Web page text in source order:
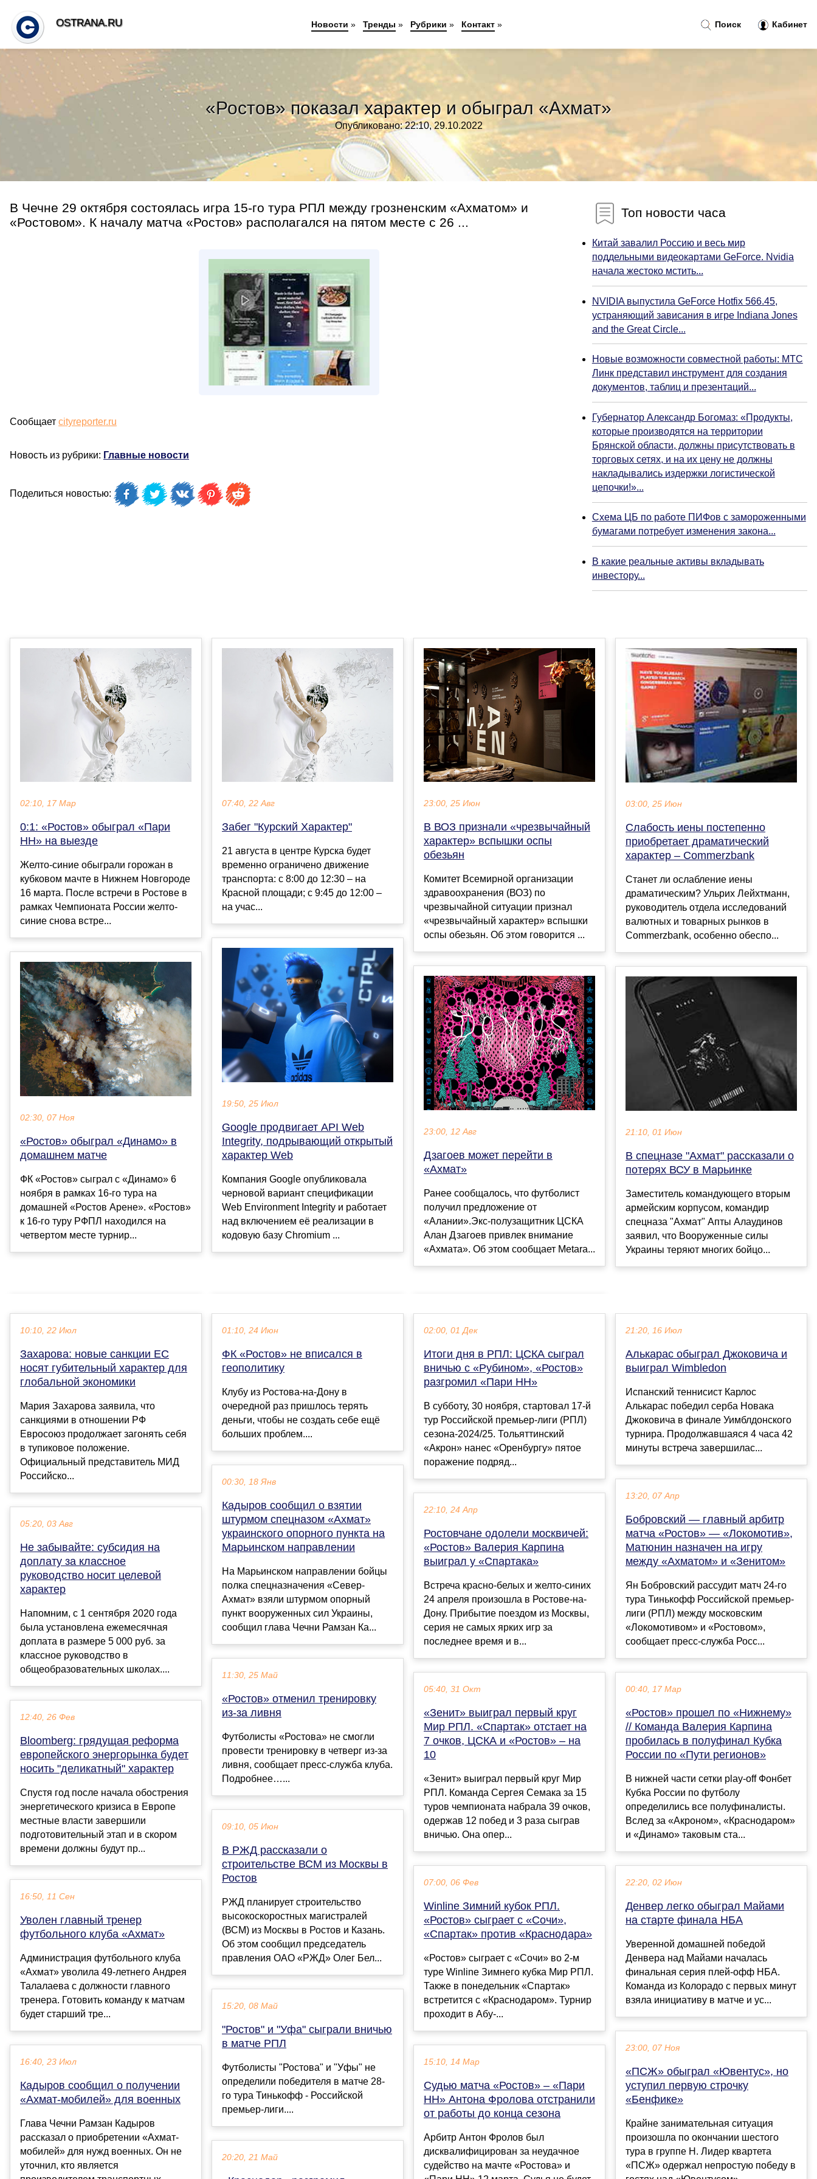
«Ростов» показал характер и обыграл «Ахмат»
Опубликовано: 22:10, 29.10.2022
В Чечне 29 октября состоялась игра 15-го тура РПЛ между грозненским «Ахматом» и
«Ростовом». К началу матча «Ростов» располагался на пятом месте с 26 ...
Сообщает cityreporter.ru
Новость из рубрики: Главные новости
Поделиться новостью:
Топ новости часа
Китай завалил Россию и весь мир
поддельными видеокартами GeForce. Nvidia
начала жестоко мстить...
NVIDIA выпустила GeForce Hotfix 566.45,
устраняющий зависания в игре Indiana Jones
and the Great Circle...
Новые возможности совместной работы: МТС
Линк представил инструмент для создания
документов, таблиц и презентаций...
Губернатор Александр Богомаз: «Продукты,
которые производятся на территории
Брянской области, должны присутствовать в
торговых сетях, и на их цену не должны
накладывались издержки логистической
цепочки!»...
Схема ЦБ по работе ПИФов с замороженными
бумагами потребует изменения закона...
В какие реальные активы вкладывать
инвестору...
02:10, 17 Мар
0:1: «Ростов» обыграл «Пари
НН» на выезде
Желто-синие обыграли горожан в
кубковом мачте в Нижнем Новгороде
16 марта. После встречи в Ростове в
рамках Чемпионата России желто-
синие снова встре...
02:30, 07 Ноя
«Ростов» обыграл «Динамо» в
домашнем матче
ФК «Ростов» сыграл с «Динамо» 6
ноября в рамках 16-го тура на
домашней «Ростов Арене». «Ростов»
к 16-го туру РФПЛ находился на
четвертом месте турнир...
07:40, 22 Авг
Забег "Курский Характер"
21 августа в центре Курска будет
временно ограничено движение
транспорта: с 8:00 до 12:30 – на
Красной площади; с 9:45 до 12:00 –
на учас...
19:50, 25 Июл
Google продвигает API Web
Integrity, подрывающий открытый
характер Web
Компания Google опубликовала
черновой вариант спецификации
Web Environment Integrity и работает
над включением её реализации в
кодовую базу Chromium ...
23:00, 25 Июн
В ВОЗ признали «чрезвычайный
характер» вспышки оспы
обезьян
Комитет Всемирной организации
здравоохранения (ВОЗ) по
чрезвычайной ситуации признал
«чрезвычайный характер» вспышки
оспы обезьян. Об этом говорится ...
23:00, 12 Авг
Дзагоев может перейти в
«Ахмат»
Ранее сообщалось, что футболист
получил предложение от
«Алании».Экс-полузащитник ЦСКА
Алан Дзагоев привлек внимание
«Ахмата». Об этом сообщает Metara...
03:00, 25 Июн
Слабость иены постепенно
приобретает драматический
характер – Commerzbank
Станет ли ослабление иены
драматическим? Ульрих Лейхтманн,
руководитель отдела исследований
валютных и товарных рынков в
Commerzbank, особенно обеспо...
21:10, 01 Июн
В спецназе "Ахмат" рассказали о
потерях ВСУ в Марьинке
Заместитель командующего вторым
армейским корпусом, командир
спецназа "Ахмат" Апты Алаудинов
заявил, что Вооруженные силы
Украины теряют многих бойцо...
10:10, 22 Июл
Захарова: новые санкции ЕС
носят губительный характер для
глобальной экономики
Мария Захарова заявила, что
санкциями в отношении РФ
Евросоюз продолжает загонять себя
в тупиковое положение.
Официальный представитель МИД
Российско...
05:20, 03 Авг
Не забывайте: субсидия на
доплату за классное
руководство носит целевой
характер
Напомним, с 1 сентября 2020 года
была установлена ежемесячная
доплата в размере 5 000 руб. за
классное руководство в
общеобразовательных школах....
12:40, 26 Фев
Bloomberg: грядущая реформа
европейского энергорынка будет
носить "деликатный" характер
Спустя год после начала обострения
энергетического кризиса в Европе
местные власти завершили
подготовительный этап и в скором
времени должны будут пр...
16:50, 11 Сен
Уволен главный тренер
футбольного клуба «Ахмат»
Администрация футбольного клуба
«Ахмат» уволила 49-летнего Андрея
Талалаева с должности главного
тренера. Готовить команду к матчам
будет старший тре...
16:40, 23 Июл
Кадыров сообщил о получении
«Ахмат-мобилей» для военных
Глава Чечни Рамзан Кадыров
рассказал о приобретении «Ахмат-
мобилей» для нужд военных. Он не
уточнил, кто является
01:10, 24 Июн
ФК «Ростов» не вписался в
геополитику
Клубу из Ростова-на-Дону в
очередной раз пришлось терять
деньги, чтобы не создать себе ещё
больших проблем....
00:30, 18 Янв
Кадыров сообщил о взятии
штурмом спецназом «Ахмат»
украинского опорного пункта на
Марьинском направлении
На Марьинском направлении бойцы
полка спецназначения «Север-
Ахмат» взяли штурмом опорный
пункт вооруженных сил Украины,
сообщил глава Чечни Рамзан Ка...
11:30, 25 Май
«Ростов» отменил тренировку
из-за ливня
Футболисты «Ростова» не смогли
провести тренировку в четверг из‑за
ливня, сообщает пресс‑служба клуба.
Подробнее…...
09:10, 05 Июн
В РЖД рассказали о
строительстве ВСМ из Москвы в
Ростов
РЖД планирует строительство
высокоскоростных магистралей
(ВСМ) из Москвы в Ростов и Казань.
Об этом сообщил председатель
правления ОАО «РЖД» Олег Бел...
15:20, 08 Май
"Ростов" и "Уфа" сыграли вничью
в матче РПЛ
Футболисты "Ростова" и "Уфы" не
определили победителя в матче 28-
го тура Тинькофф - Российской
премьер-лиги....
20:20, 21 Май
02:00, 01 Дек
Итоги дня в РПЛ: ЦСКА сыграл
вничью с «Рубином», «Ростов»
разгромил «Пари НН»
В субботу, 30 ноября, стартовал 17-й
тур Российской премьер-лиги (РПЛ)
сезона-2024/25. Тольяттинский
«Акрон» нанес «Оренбургу» пятое
поражение подряд...
22:10, 24 Апр
Ростовчане одолели москвичей:
«Ростов» Валерия Карпина
выиграл у «Спартака»
Встреча красно-белых и желто-синих
24 апреля произошла в Ростове-на-
Дону. Прибытие поездом из Москвы,
серия не самых ярких игр за
последнее время и в...
05:40, 31 Окт
«Зенит» выиграл первый круг
Мир РПЛ. «Спартак» отстает на
7 очков, ЦСКА и «Ростов» – на
10
«Зенит» выиграл первый круг Мир
РПЛ. Команда Сергея Семака за 15
туров чемпионата набрала 39 очков,
одержав 12 побед и 3 раза сыграв
вничью. Она опер...
07:00, 06 Фев
Winline Зимний кубок РПЛ.
«Ростов» сыграет с «Сочи»,
«Спартак» против «Краснодара»
«Ростов» сыграет с «Сочи» во 2-м
туре Winline Зимнего кубка Мир РПЛ.
Также в понедельник «Спартак»
встретится с «Краснодаром». Турнир
проходит в Абу-...
15:10, 14 Мар
Судью матча «Ростов» – «Пари
НН» Антона Фролова отстранили
от работы до конца сезона
Арбитр Антон Фролов был
дисквалифицирован за неудачное
судейство на мачте «Ростова» и
21:20, 16 Июл
Алькарас обыграл Джоковича и
выиграл Wimbledon
Испанский теннисист Карлос
Алькарас победил серба Новака
Джоковича в финале Уимблдонского
турнира. Продолжавшаяся 4 часа 42
минуты встреча завершилас...
13:20, 07 Апр
Бобровский — главный арбитр
матча «Ростов» — «Локомотив»,
Матюнин назначен на игру
между «Ахматом» и «Зенитом»
Ян Бобровский рассудит матч 24-го
тура Тинькофф Российской премьер-
лиги (РПЛ) между московским
«Локомотивом» и «Ростовом»,
сообщает пресс-служба Росс...
00:40, 17 Мар
«Ростов» прошел по «Нижнему»
// Команда Валерия Карпина
пробилась в полуфинал Кубка
России по «Пути регионов»
В нижней части сетки play-off Фонбет
Кубка России по футболу
определились все полуфиналисты.
Вслед за «Акроном», «Краснодаром»
и «Динамо» таковым ста...
22:20, 02 Июн
Денвер легко обыграл Майами
на старте финала НБА
Уверенной домашней победой
Денвера над Майами началась
финальная серия плей-офф НБА.
Команда из Колорадо с первых минут
взяла инициативу в матче и ус...
23:00, 07 Ноя
«ПСЖ» обыграл «Ювентус», но
уступил первую строчку
«Бенфике»
Крайне занимательная ситуация
произошла по окончании шестого
тура в группе H. Лидер квартета
«ПСЖ» одержал непростую победу в
Поиск Кабинет
OSTRANA.RU Новости » Тренды » Рубрики » Контакт»